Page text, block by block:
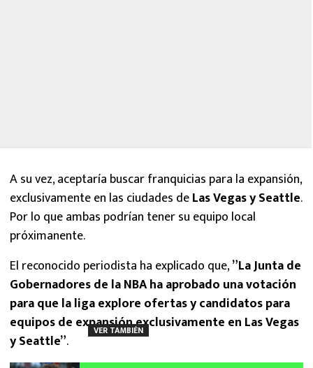
A su vez, aceptaría buscar franquicias para la expansión,
exclusivamente en las ciudades deLas Vegas y Seattle.
Por lo que ambas podrían tener su equipo local
próximanente.
El reconocido periodista ha explicado que,”La Junta de
Gobernadores de la NBA ha aprobado una votación
para que la liga explore ofertas y candidatos para
equipos de expansión exclusivamente en Las Vegas
y Seattle”.
VER TAMBIÉN